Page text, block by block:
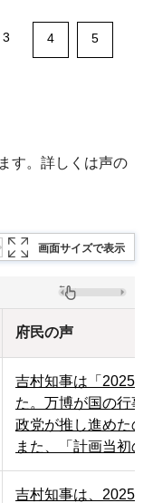
3 4 5
す。詳しくは声の
画面サイズで表示
府民の声
吉村知事は「2025
た。万博が国の行事
政党が推し進めたの
また、「計画当初
吉村知事は、2025